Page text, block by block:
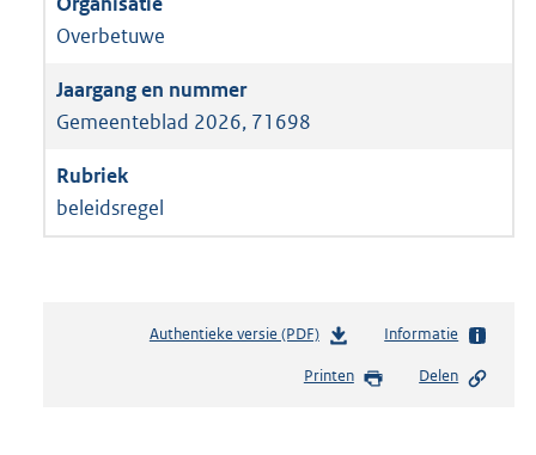
Overbetuwe
Gemeenteblad 2026, 71698
beleidsregel
Authentieke versie (PDF)b
s
Informatie
Printen Delen